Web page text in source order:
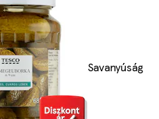
Savanyúság